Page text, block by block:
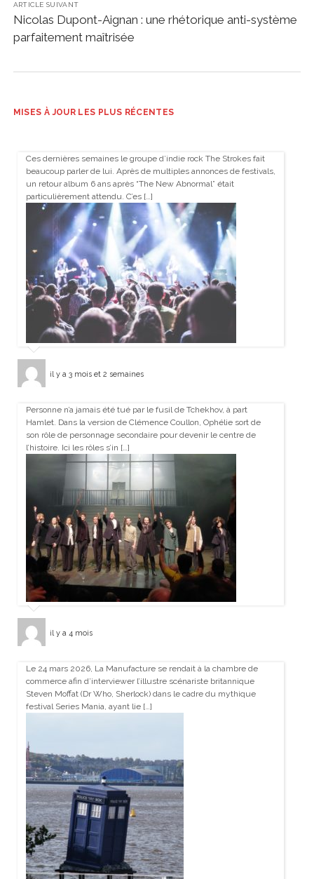
ARTICLE SUIVANT
Nicolas Dupont-Aignan : une rhétorique anti-système
parfaitement maîtrisée
MISES À JOUR LES PLUS RÉCENTES
Ces dernières semaines le groupe d’indie rock The Strokes fait
beaucoup parler de lui. Après de multiples annonces de festivals,
un retour album 6 ans après “The New Abnormal” était
particulièrement attendu. C’es […]
il y a 3 mois et 2 semaines
Personne n’a jamais été tué par le fusil de Tchekhov, à part
Hamlet. Dans la version de Clémence Coullon, Ophélie sort de
son rôle de personnage secondaire pour devenir le centre de
l’histoire. Ici les rôles s’in […]
il y a 4 mois
Le 24 mars 2026, La Manufacture se rendait à la chambre de
commerce afin d’interviewer l’illustre scénariste britannique
Steven Moffat (Dr Who, Sherlock) dans le cadre du mythique
festival Series Mania, ayant lie […]